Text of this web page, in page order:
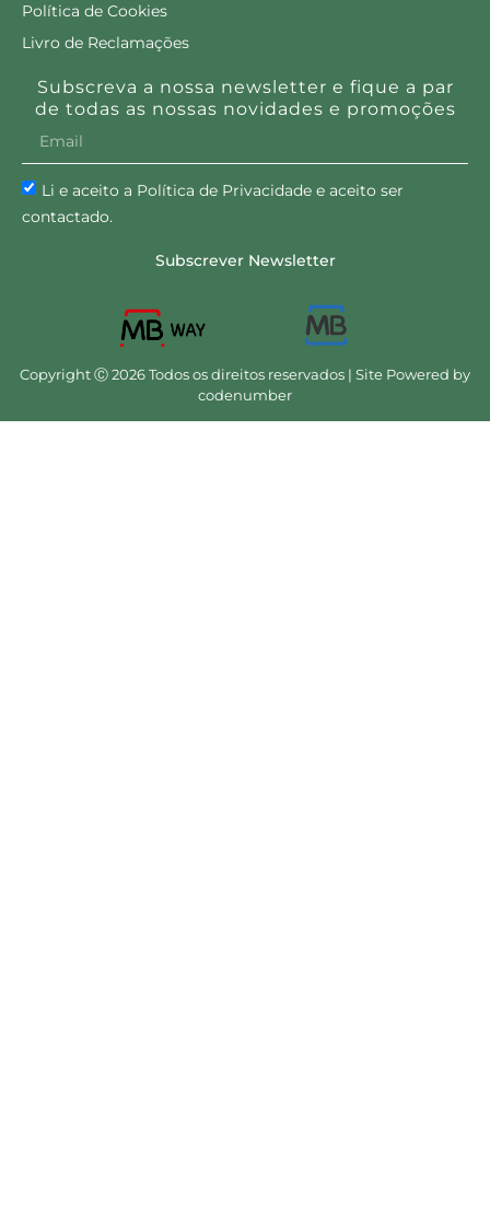
Política de Cookies
Livro de Reclamações
Subscreva a nossa newsletter e fique a par
de todas as nossas novidades e promoções
Li e aceito a Política de Privacidade e aceito ser
contactado.
Subscrever Newsletter
Copyright Ⓒ 2026 Todos os direitos reservados | Site Powered by
codenumber